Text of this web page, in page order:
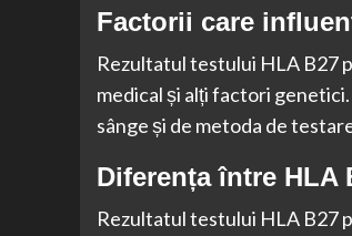
Factorii care
Rezultatul testului HLA B27
medical și alți factori
sânge și de metoda de
Diferența între HLA
Rezultatul testului HLA B27